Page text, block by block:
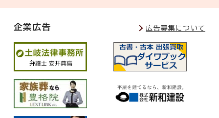
企業広告 広告募集について